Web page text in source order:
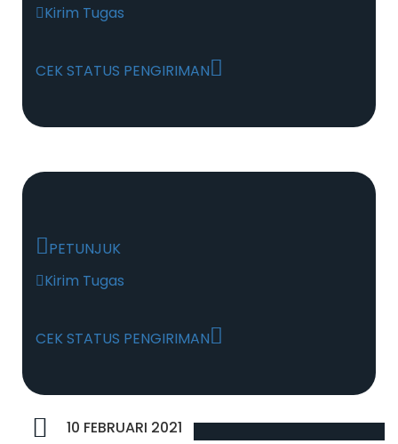
Kirim Tugas
CEK STATUS PENGIRIMAN
PETUNJUK
Kirim Tugas
CEK STATUS PENGIRIMAN
10 FEBRUARI 2021